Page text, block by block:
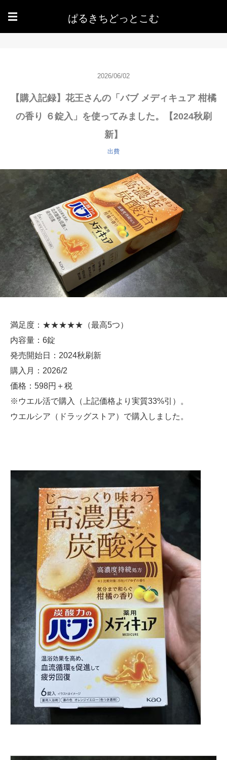
☰ ぱるきちどっとこむ
2026/06/02
【購入記録】花王さんの「バブ メディキュア 柑橘
の香り ６錠入」を使ってみました。【2024秋刷
新】
出費
満足度：★★★★★（最高5つ）
内容量：6錠
発売開始日：2024秋刷新
購入月：2026/2
価格：598円＋税
※ウエル活で購入（上記価格より実質33%引）。
ウエルシア（ドラッグストア）で購入しました。